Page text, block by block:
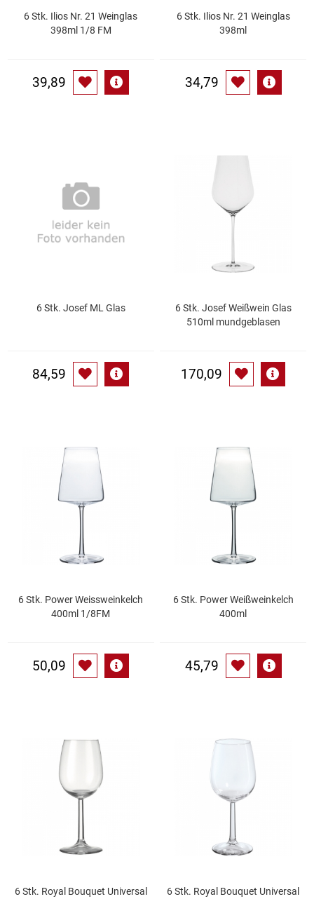
Schinken
Tischbereich
Tischkultur
Trocken-/Backfrüchte
Waffeln / Kekse
Zucker / Süßstoffe
6 Stk. Ilios Nr. 21 Weinglas
398ml 1/8 FM
39,89
6 Stk. Ilios Nr. 21 Weinglas
398ml
34,79
6 Stk. Josef ML Glas
84,59
6 Stk. Josef Weißwein Glas
510ml mundgeblasen
170,09
6 Stk. Power Weissweinkelch
400ml 1/8FM
50,09
6 Stk. Power Weißweinkelch
400ml
45,79
6 Stk. Royal Bouquet Universal
6 Stk. Royal Bouquet Universal